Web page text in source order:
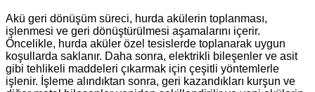
Akü geri dönüşüm süreci, hurda akülerin toplanması,
işlenmesi ve geri dönüştürülmesi aşamalarını içerir.
Öncelikle, hurda aküler özel tesislerde toplanarak uygun
koşullarda saklanır. Daha sonra, elektrikli bileşenler ve asit
gibi tehlikeli maddeleri çıkarmak için çeşitli yöntemlerle
işlenir. İşleme alındıktan sonra, geri kazandıkları kurşun ve